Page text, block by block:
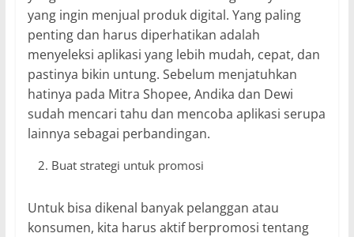
yang ingin menjual produk digital. Yang paling
penting dan harus diperhatikan adalah
menyeleksi aplikasi yang lebih mudah, cepat, dan
pastinya bikin untung. Sebelum menjatuhkan
hatinya pada Mitra Shopee, Andika dan Dewi
sudah mencari tahu dan mencoba aplikasi serupa
lainnya sebagai perbandingan.
Buat strategi untuk promosi
Untuk bisa dikenal banyak pelanggan atau
konsumen, kita harus aktif berpromosi tentang